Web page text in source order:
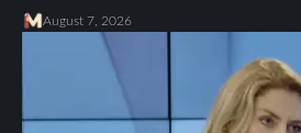
August 7, 2026